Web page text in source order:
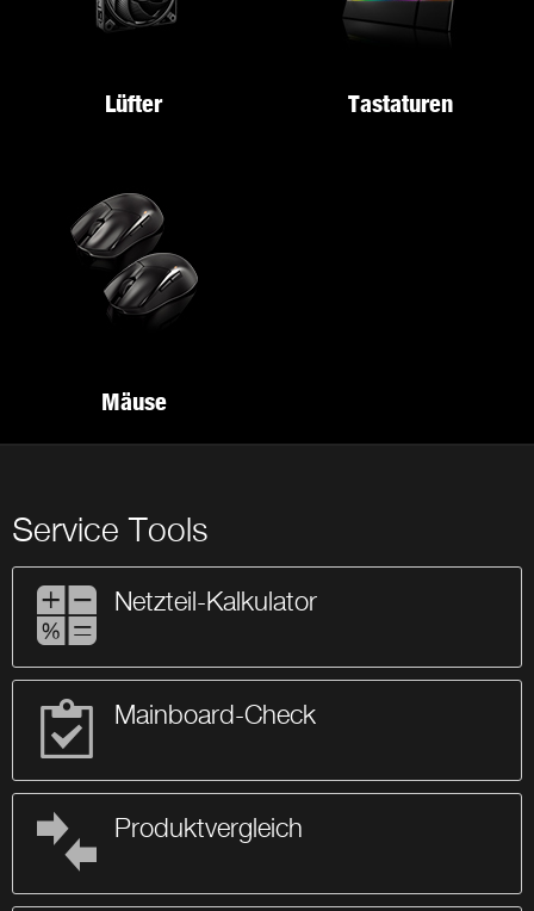
Lüfter Tastaturen
Mäuse
Service Tools
Netzteil-Kalkulator
Mainboard-Check
Produktvergleich